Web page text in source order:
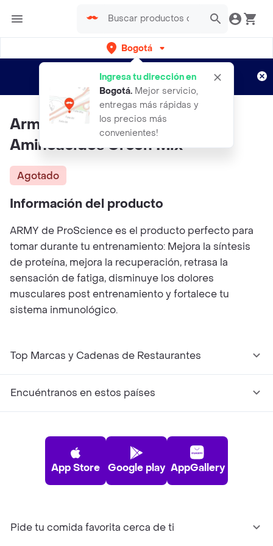
Bogotá
Ingresa tu dirección en
Bogotá. Mejor servicio,
entregas más rápidas y
los precios más
convenientes!
envíos gratis por semanas
Aplican TyC
Army PROSCIENCE Bcaa
Aminoacidos Green Mix
Agotado
Información del producto
ARMY de ProScience es el producto perfecto para
tomar durante tu entrenamiento: Mejora la síntesis
de proteína, mejora la recuperación, retrasa la
sensación de fatiga, disminuye los dolores
musculares post entrenamiento y fortalece tu
sistema inmunológico.
Top Marcas y Cadenas de Restaurantes
Encuéntranos en estos países
App Store Google play AppGallery
Pide tu comida favorita cerca de ti